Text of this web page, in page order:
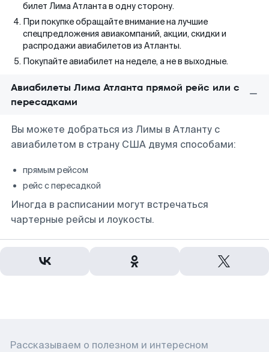
билет Лима Атланта в одну сторону.
При покупке обращайте внимание на лучшие
спецпредложения авиакомпаний, акции, скидки и
распродажи авиабилетов из Атланты.
Покупайте авиабилет на неделе, а не в выходные.
Авиабилеты Лима Атланта прямой рейс или с
пересадками
Вы можете добраться из Лимы в Атланту с
авиабилетом в страну США двумя способами:
прямым рейсом
рейс с пересадкой
Иногда в расписании могут встречаться
чартерные рейсы и лоукосты.
Рассказываем о полезном и интересном